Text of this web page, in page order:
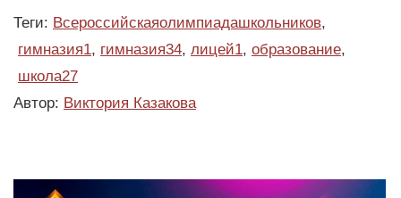
Теги: Всероссийскаяолимпиадашкольников,
гимназия1, гимназия34, лицей1, образование,
школа27
Автор: Виктория Казакова